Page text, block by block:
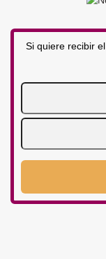
Si quiere recibir el